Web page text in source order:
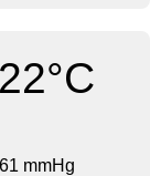
mmHg